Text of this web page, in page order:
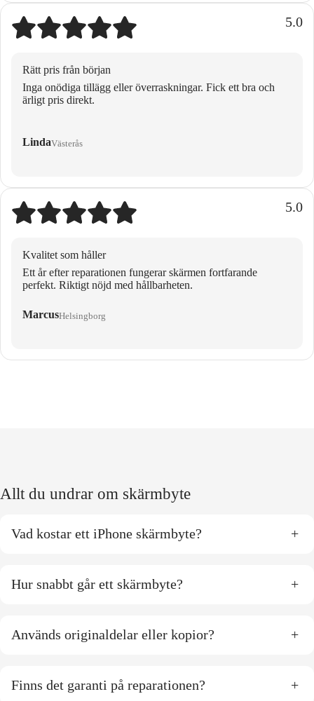
5.0
Rätt pris från början
Inga onödiga tillägg eller överraskningar. Fick ett bra och
ärligt pris direkt.
LindaVästerås
5.0
Kvalitet som håller
Ett år efter reparationen fungerar skärmen fortfarande
perfekt. Riktigt nöjd med hållbarheten.
MarcusHelsingborg
Allt du undrar om skärmbyte
Vad kostar ett iPhone skärmbyte? +
Hur snabbt går ett skärmbyte? +
Används originaldelar eller kopior? +
Finns det garanti på reparationen? +